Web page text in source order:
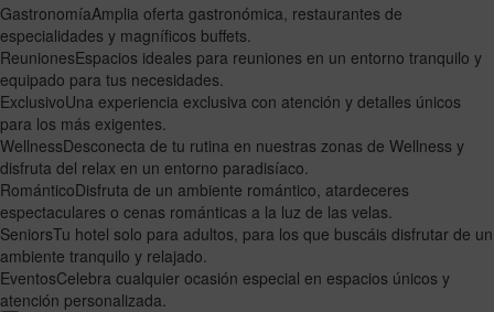
GastronomíaAmplia oferta gastronómica, restaurantes de
especialidades y magníficos buffets.
ReunionesEspacios ideales para reuniones en un entorno tranquilo y
equipado para tus necesidades.
ExclusivoUna experiencia exclusiva con atención y detalles únicos
para los más exigentes.
WellnessDesconecta de tu rutina en nuestras zonas de Wellness y
disfruta del relax en un entorno paradisíaco.
RománticoDisfruta de un ambiente romántico, atardeceres
espectaculares o cenas románticas a la luz de las velas.
SeniorsTu hotel solo para adultos, para los que buscáis disfrutar de un
ambiente tranquilo y relajado.
EventosCelebra cualquier ocasión especial en espacios únicos y
atención personalizada.